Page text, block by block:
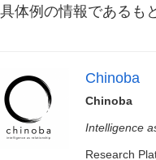
体例の情報であるも
Chinoba
Chinoba
Intelligence
Research